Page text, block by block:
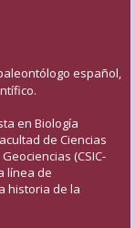
español,
en Biología
de Ciencias
(CSIC-
línea de
historia de la